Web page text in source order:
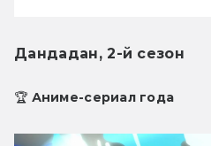
Дандадан, 2-й сезон
🏆 Аниме-сериал года